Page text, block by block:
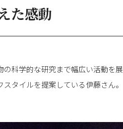
た感動
科学的な研究まで幅広い活動を
タイルを提案している伊藤さん。